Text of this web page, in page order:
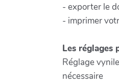
- exporter le
- imprimer
Les réglages
Réglage vynile
nécessaire